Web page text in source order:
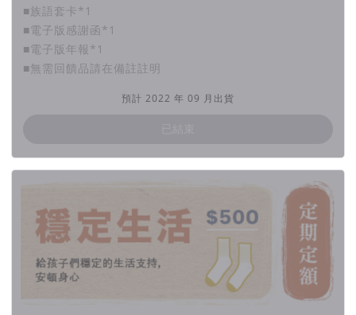
打架、輟學、吸毒、未婚生子、加入幫
派⋯⋯
這些衝突少年的成長經驗中，不被保護、重視，也
缺乏自信、歸屬感。
受傷的心，往往需要透過逞兇鬥狠來防衛。
■族語套卡*1
■電子版感謝函*1
■電子版年報*1
■無需回饋品請在備註註明
預計 2022 年 09 月出貨